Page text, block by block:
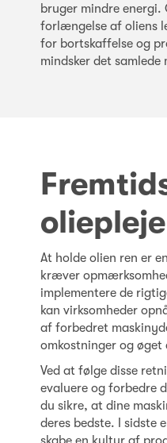
bruger mindre energi.
forlængelse af oliens
for bortskaffelse og
mindsker det
oliepleje
At holde olien ren er
kræver
implementere de
kan virksomheder
af forbedret
omkostninger og øget
Ved at følge disse
evaluere og forbedre
du sikre, at dine
deres bedste. I sidste